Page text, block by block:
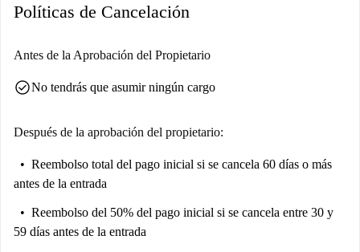
Políticas de Cancelación
Antes de la Aprobación del Propietario
check_circleNo tendrás que asumir ningún cargo
Después de la aprobación del propietario:
Reembolso total del pago inicial si se cancela 60 días o más
antes de la entrada
Reembolso del 50% del pago inicial si se cancela entre 30 y
59 días antes de la entrada